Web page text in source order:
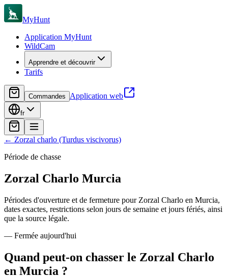
MyHunt
Application MyHunt
WildCam
Apprendre et découvrir
Tarifs
Commandes Application web
fr
← Zorzal charlo (Turdus viscivorus)
Période de chasse
Zorzal Charlo Murcia
Périodes d'ouverture et de fermeture pour Zorzal Charlo en Murcia,
dates exactes, restrictions selon jours de semaine et jours fériés, ainsi
que la source légale.
— Fermée aujourd'hui
Quand peut-on chasser le Zorzal Charlo
en Murcia ?